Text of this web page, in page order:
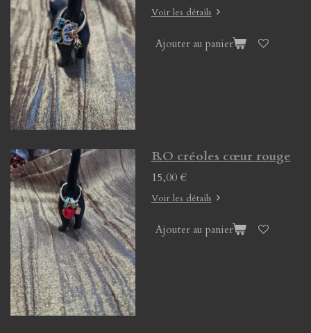
Voir les détails
Ajouter au panier
B.O créoles cœur rouge
15,00 €
Voir les détails
Ajouter au panier